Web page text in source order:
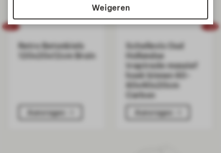
Retro Betonbiels
120x20x12cm Bruin
Aanvragen
Schellevis Oud
Hollandse
traptrede massief
hoek binnen 60-
60x40x20cm
Carbon
Aanvragen
Weigeren